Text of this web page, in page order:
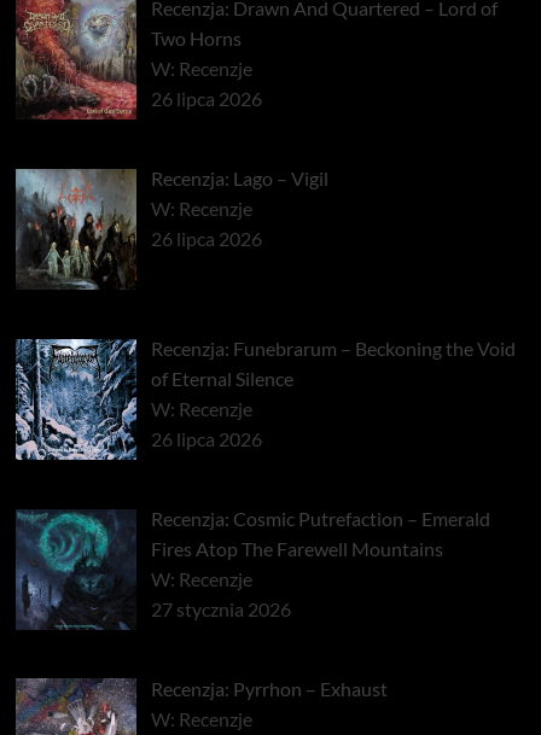
Recenzja: Drawn And Quartered – Lord of
Two Horns
W: Recenzje
26 lipca 2026
Recenzja: Lago – Vigil
W: Recenzje
26 lipca 2026
Recenzja: Funebrarum – Beckoning the Void
of Eternal Silence
W: Recenzje
26 lipca 2026
Recenzja: Cosmic Putrefaction – Emerald
Fires Atop The Farewell Mountains
W: Recenzje
27 stycznia 2026
Recenzja: Pyrrhon – Exhaust
W: Recenzje